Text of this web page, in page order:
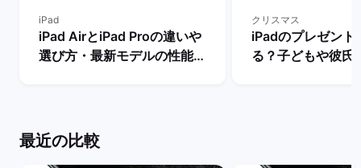
iPad
iPad AirとiPad Proの違いや
選び方・最新モデルの性能を
クリスマス
iPadのプレゼント
る？子どもや彼氏
最近の比較